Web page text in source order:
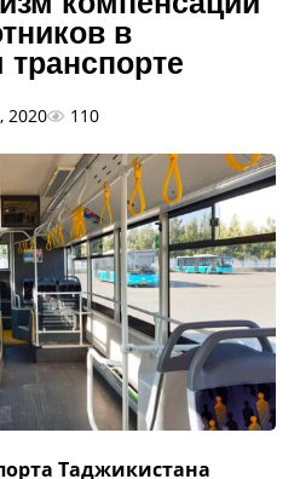
в
2020 110
Таджикистана